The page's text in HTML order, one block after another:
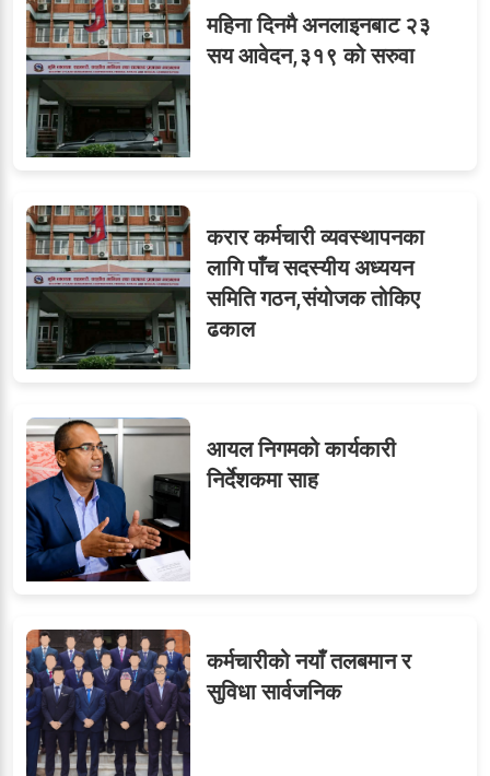
८जुनियरलाई दोहोरो जिम्मेवारी,
मन्त्रालयभित्र असन्तुष्टि
९कर्मचारीलाई सास्ती : ८५
जनाको नास्ता, ७० जनाको
डिनर, २०० जनाको खानाको
बिल कसले तिर्छ?
महिना दिनमै अनलाइनबाट २३
सय आवेदन,३१९ को सरुवा
करार कर्मचारी व्यवस्थापनका
लागि पाँच सदस्यीय अध्ययन
समिति गठन,संयोजक तोकिए
ढकाल
आयल निगमको कार्यकारी
निर्देशकमा साह
कर्मचारीको नयाँ तलबमान र
सुविधा सार्वजनिक